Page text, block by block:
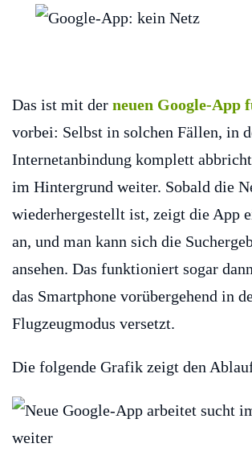
Das ist mit der neuen Google-App
vorbei: Selbst in solchen Fällen, in
Internetanbindung komplett
im Hintergrund weiter. Sobald die
wiederhergestellt ist, zeigt die App
an, und man kann sich die
ansehen. Das funktioniert sogar
das Smartphone vorübergehend in
Flugzeugmodus versetzt.
Die folgende Grafik zeigt den